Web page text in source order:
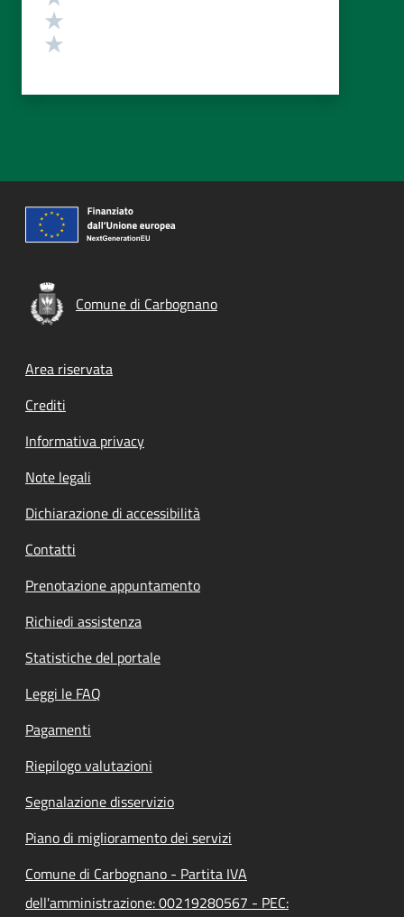
Comune di Carbognano
Footer menu
Area riservata
Crediti
Informativa privacy
Note legali
Dichiarazione di accessibilità
Contatti
Prenotazione appuntamento
Richiedi assistenza
Statistiche del portale
Leggi le FAQ
Pagamenti
Riepilogo valutazioni
Segnalazione disservizio
Piano di miglioramento dei servizi
Comune di Carbognano - Partita IVA
dell'amministrazione: 00219280567 - PEC: